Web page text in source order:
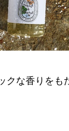
クな香りをも